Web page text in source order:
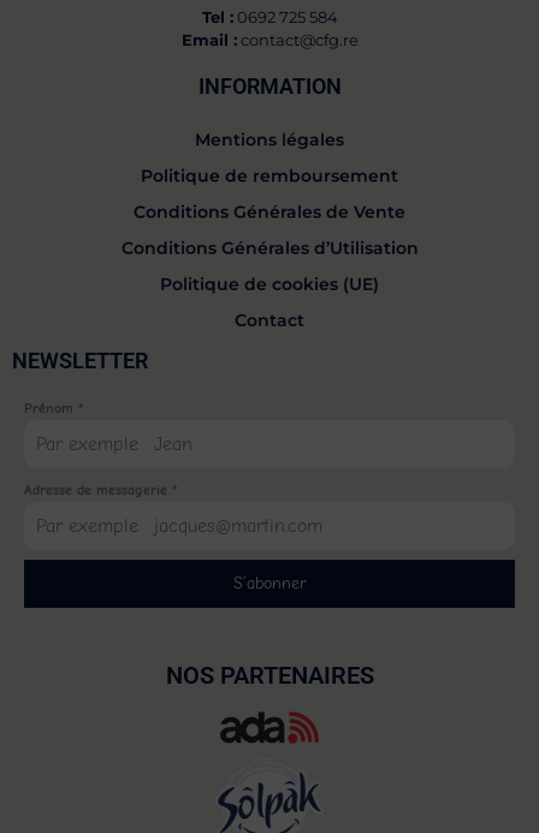
Tel :0692 725 584
Email :contact@cfg.re
INFORMATION
Mentions légales
Politique de remboursement
Conditions Générales de Vente
Conditions Générales d’Utilisation
Politique de cookies (UE)
Contact
NEWSLETTER
Prénom *
Adresse de messagerie *
S’abonner
NOS PARTENAIRES